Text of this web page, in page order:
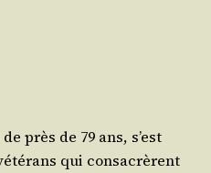
près de 79 ans, s’est
qui consa­crèrent